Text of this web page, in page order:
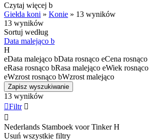
Czytaj więcej b
Giełda koni » Konie » 13 wyników
13 wyników
Sortuj według
Data malejąco b
H
eData malejąco bData rosnąco eCena rosnąco
eRasa rosnąco bRasa malejąco eWiek rosnąco
eWzrost rosnąco bWzrost malejąco
Zapisz wyszukiwanie
13 wyników
Filtr 

Nederlands Stamboek voor Tinker H
Usuń wszystkie filtry